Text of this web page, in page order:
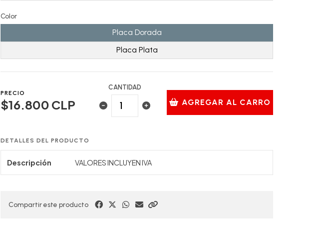
Color
Placa Dorada
Placa Plata
PRECIO
$16.800 CLP
CANTIDAD
AGREGAR AL CARRO
DETALLES DEL PRODUCTO
Descripción VALORES INCLUYEN IVA
Compartir este producto